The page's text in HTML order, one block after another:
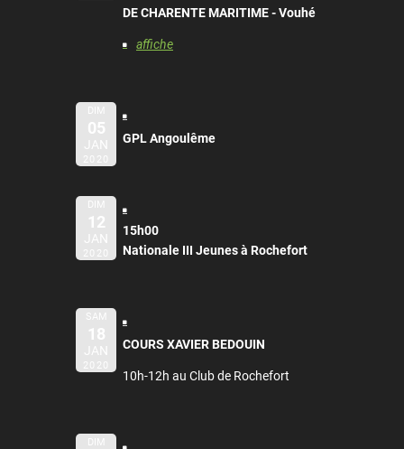
DE CHARENTE MARITIME - Vouhé
affiche
DIM
05
JAN
2020
GPL Angoulême
DIM
12
JAN
2020
15h00
Nationale III Jeunes à Rochefort
SAM
18
JAN
2020
COURS XAVIER BEDOUIN
10h-12h au Club de Rochefort
DIM